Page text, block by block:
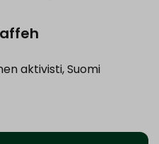
aktivisti, Suomi